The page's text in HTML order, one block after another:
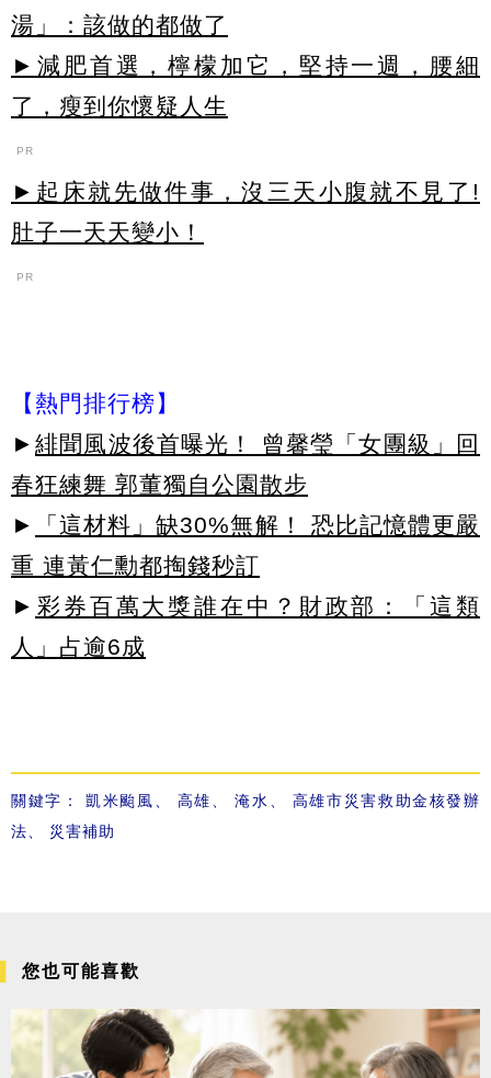
湯」：該做的都做了
►減肥首選，檸檬加它，堅持一週，腰細
了，瘦到你懷疑人生
PR
►起床就先做件事，沒三天小腹就不見了!
肚子一天天變小！
PR
【熱門排行榜】
► 緋聞風波後首曝光！ 曾馨瑩「女團級」回
春狂練舞 郭董獨自公園散步
►
「這材料」缺30%無解！ 恐比記憶體更嚴
重 連黃仁勳都掏錢秒訂
► 彩券百萬大獎誰在中？財政部：「這類
人」占逾6成
關鍵字：凱米颱風、 高雄、淹水、 高雄市災害救助金核發辦
法、 災害補助
您也可能喜歡